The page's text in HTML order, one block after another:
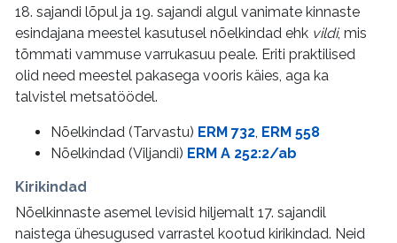
18. sajandi lõpul ja 19. sajandi algul vanimate kinnaste
esindajana meestel kasutusel nõelkindad ehk vildi, mis
tõmmati vammuse varrukasuu peale. Eriti praktilised
olid need meestel pakasega vooris käies, aga ka
talvistel metsatöödel.
Nõelkindad (Tarvastu) ERM 732, ERM 558
Nõelkindad (Viljandi) ERM A 252:2/ab
Kirikindad
Nõelkinnaste asemel levisid hiljemalt 17. sajandil
naistega ühesugused varrastel kootud kirikindad. Neid